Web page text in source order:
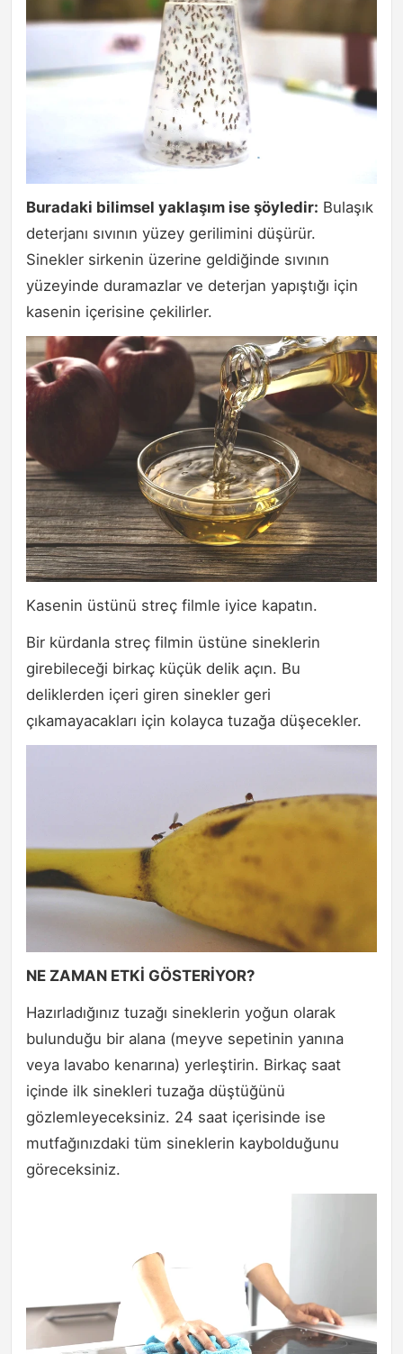
Buradaki bilimsel yaklaşım ise şöyledir: Bulaşık
deterjanı sıvının yüzey gerilimini düşürür.
Sinekler sirkenin üzerine geldiğinde sıvının
yüzeyinde duramazlar ve deterjan yapıştığı için
kasenin içerisine çekilirler.
Kasenin üstünü streç filmle iyice kapatın.
Bir kürdanla streç filmin üstüne sineklerin
girebileceği birkaç küçük delik açın. Bu
deliklerden içeri giren sinekler geri
çıkamayacakları için kolayca tuzağa düşecekler.
NE ZAMAN ETKİ GÖSTERİYOR?
Hazırladığınız tuzağı sineklerin yoğun olarak
bulunduğu bir alana (meyve sepetinin yanına
veya lavabo kenarına) yerleştirin. Birkaç saat
içinde ilk sinekleri tuzağa düştüğünü
gözlemleyeceksiniz. 24 saat içerisinde ise
mutfağınızdaki tüm sineklerin kaybolduğunu
göreceksiniz.